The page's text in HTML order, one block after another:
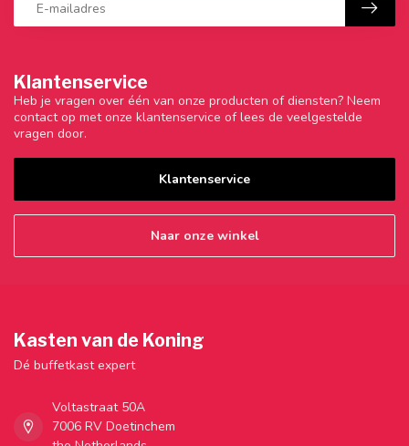
Klantenservice
Heb je vragen over één van onze producten of diensten? Neem
contact op met onze klantenservice of lees de veelgestelde
vragen door.
Klantenservice
Naar onze winkel
Kasten van de Koning
Dé buffetkast expert
Voltastraat 50A
7006 RV Doetinchem